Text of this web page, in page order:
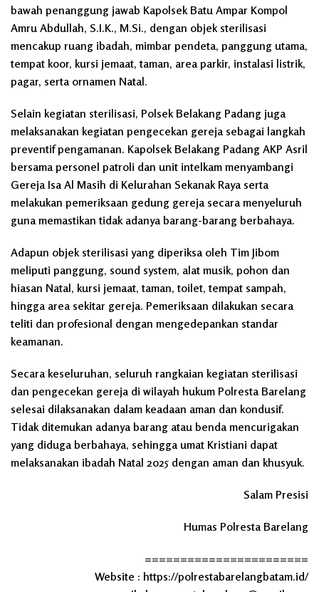
bawah penanggung jawab Kapolsek Batu Ampar Kompol
Amru Abdullah, S.I.K., M.Si., dengan objek sterilisasi
mencakup ruang ibadah, mimbar pendeta, panggung utama,
tempat koor, kursi jemaat, taman, area parkir, instalasi listrik,
pagar, serta ornamen Natal.
Selain kegiatan sterilisasi, Polsek Belakang Padang juga
melaksanakan kegiatan pengecekan gereja sebagai langkah
preventif pengamanan. Kapolsek Belakang Padang AKP Asril
bersama personel patroli dan unit intelkam menyambangi
Gereja Isa Al Masih di Kelurahan Sekanak Raya serta
melakukan pemeriksaan gedung gereja secara menyeluruh
guna memastikan tidak adanya barang-barang berbahaya.
Adapun objek sterilisasi yang diperiksa oleh Tim Jibom
meliputi panggung, sound system, alat musik, pohon dan
hiasan Natal, kursi jemaat, taman, toilet, tempat sampah,
hingga area sekitar gereja. Pemeriksaan dilakukan secara
teliti dan profesional dengan mengedepankan standar
keamanan.
Secara keseluruhan, seluruh rangkaian kegiatan sterilisasi
dan pengecekan gereja di wilayah hukum Polresta Barelang
selesai dilaksanakan dalam keadaan aman dan kondusif.
Tidak ditemukan adanya barang atau benda mencurigakan
yang diduga berbahaya, sehingga umat Kristiani dapat
melaksanakan ibadah Natal 2025 dengan aman dan khusyuk.
Salam Presisi
Humas Polresta Barelang
=======================
Website : https://polrestabarelangbatam.id/